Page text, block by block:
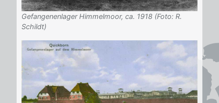
Gefangenenlager Himmelmoor, ca. 1918 (Foto: R.
Schildt)